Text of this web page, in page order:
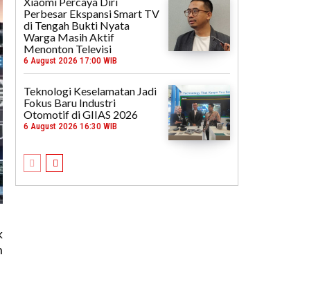
Perbesar Ekspansi Smart TV
di Tengah Bukti Nyata
Warga Masih Aktif
Menonton Televisi
6 August 2026 17:00 WIB
Teknologi Keselamatan Jadi
Fokus Baru Industri
Otomotif di GIIAS 2026
6 August 2026 16:30 WIB